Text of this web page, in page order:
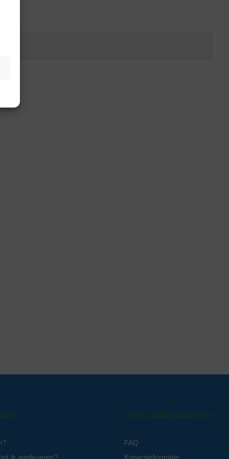
ik aanleveren?
Over LabMakelaar.com
FAQ
Kopersinformatie